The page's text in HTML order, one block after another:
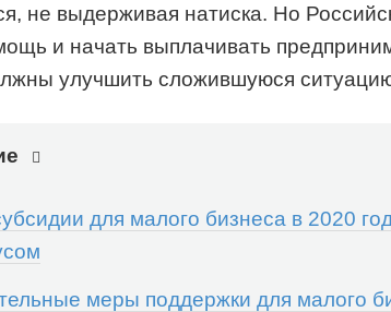
не выдерживая натиска. Но
и начать выплачивать
улучшить сложившуюся
для малого бизнеса в 2020
меры поддержки для малого